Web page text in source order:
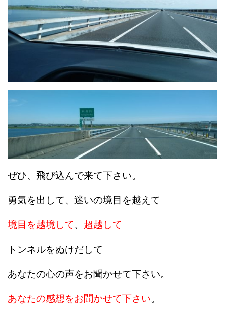
ぜひ、飛び込んで来て下さい。
勇気を出して、迷いの境目を越えて
境目を越境して、 超越して
トンネルをぬけだして
あなたの心の声をお聞かせて下さい。
あなたの感想をお聞かせて下さい。